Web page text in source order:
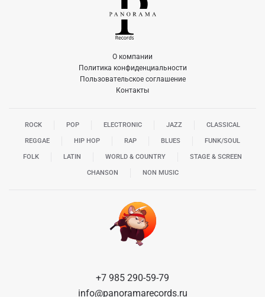
О компании
Политика конфиденциальности
Пользовательское соглашение
Контакты
ROCK POP ELECTRONIC JAZZ CLASSICAL
REGGAE HIP HOP RAP BLUES FUNK/SOUL
FOLK LATIN WORLD & COUNTRY STAGE & SCREEN
CHANSON NON MUSIC
+7 985 290-59-79
info@panoramarecords.ru